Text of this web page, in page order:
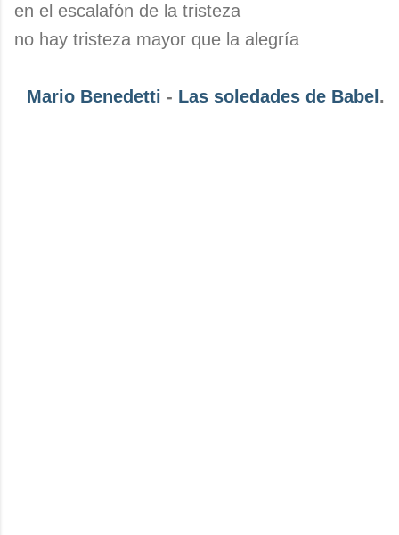
en el escalafón de la tristeza
no hay tristeza mayor que la alegría
Mario Benedetti - Las soledades de Babel .